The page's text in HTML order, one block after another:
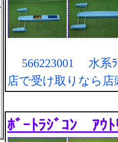
566223001 水系ﾗ
店で受け取りなら店
ﾎﾞｰﾄﾗｼﾞｺﾝ ｱ